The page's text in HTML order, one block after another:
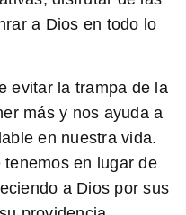
a Dios en todo lo
evitar la trampa de la
más y nos ayuda a
en nuestra vida.
en lugar de
a Dios por sus